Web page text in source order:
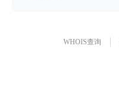
WHOIS查询